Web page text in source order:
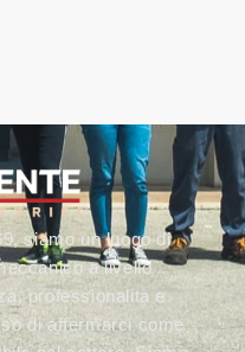
siamo un luogo di
a livello
professionalità e
di affermarci come